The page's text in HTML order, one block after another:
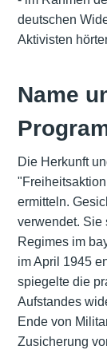
deutschen
Aktivisten
Name
Die Herkunft
ermitteln.
verwendet. Sie
Regimes im
im April 1945
spiegelte die
Aufstandes
Ende von
Zusicherung